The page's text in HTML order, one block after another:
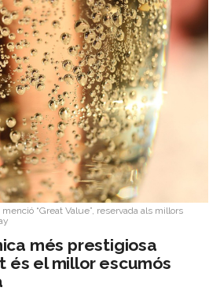
“Great Value”, reservada als millors
més prestigiosa
és el millor escumós